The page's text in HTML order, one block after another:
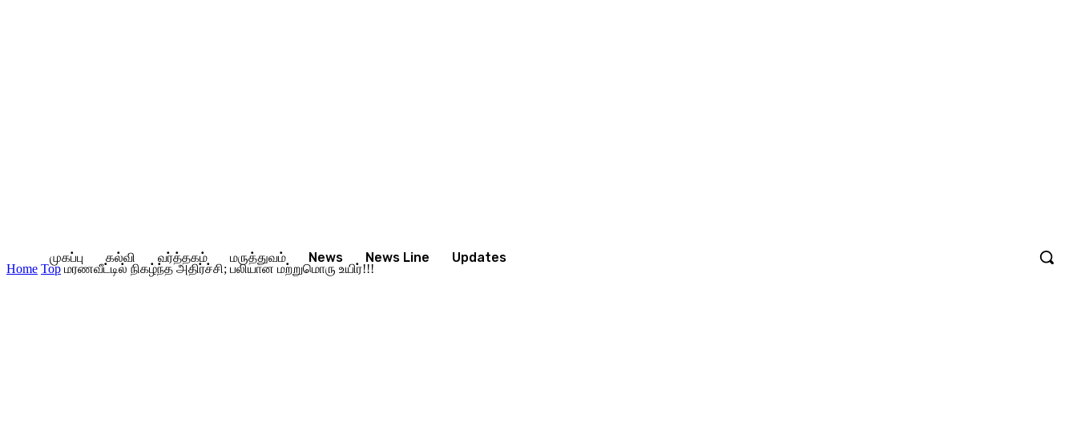
முகப்பு கல்வி வர்த்தகம் மருத்துவம் News News Line Updates
Home Top மரணவீட்டில் நிகழ்ந்த அதிர்ச்சி; பலியான மற்றுமொரு உயிர்!!!